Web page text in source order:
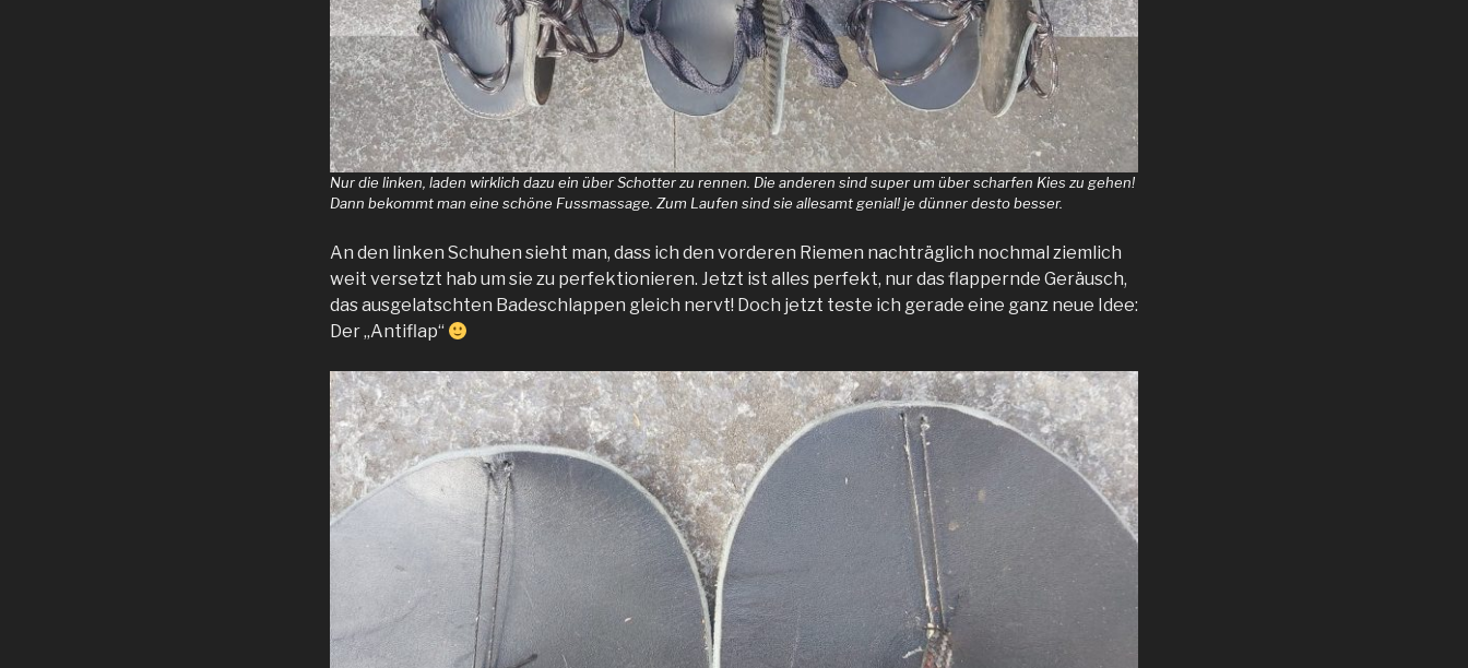
Nur die linken, laden wirklich dazu ein über Schotter zu rennen. Die anderen sind super um über scharfen Kies zu gehen!
Dann bekommt man eine schöne Fussmassage. Zum Laufen sind sie allesamt genial! je dünner desto besser.
An den linken Schuhen sieht man, dass ich den vorderen Riemen nachträglich nochmal ziemlich
weit versetzt hab um sie zu perfektionieren. Jetzt ist alles perfekt, nur das flappernde Geräusch,
das ausgelatschten Badeschlappen gleich nervt! Doch jetzt teste ich gerade eine ganz neue Idee:
Der „Antiflap“